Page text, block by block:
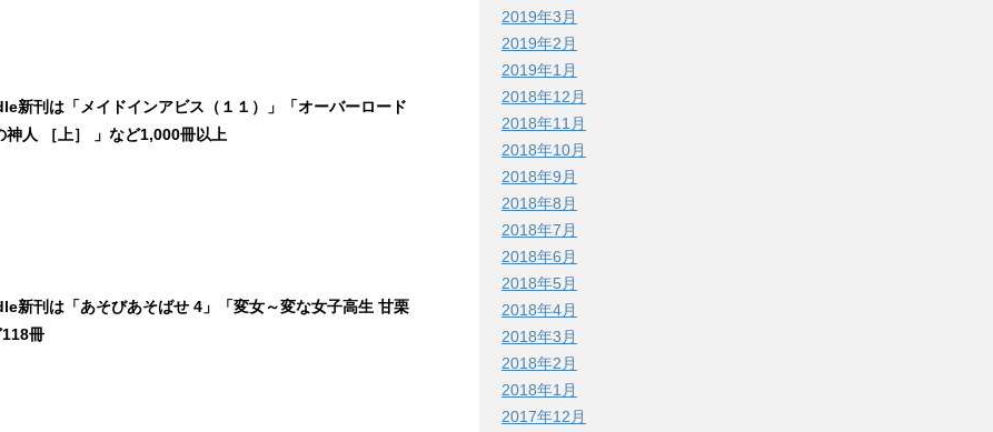
新刊は「メイドインアビス（１１）」「オーバーロード
人 ［上］ 」など1,000冊以上
新刊は「あそびあそばせ 4」「変女～変な女子高生 甘栗
冊
2019年3月
2019年2月
2019年1月
2018年12月
2018年11月
2018年10月
2018年9月
2018年8月
2018年7月
2018年6月
2018年5月
2018年4月
2018年3月
2018年2月
2018年1月
2017年12月